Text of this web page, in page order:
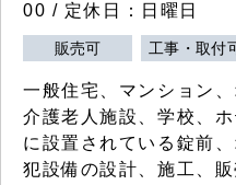
00 / 定休日：日曜日
販売可 工事・取付
一般住宅、マンション
介護老人施設、学校、
に設置されている錠前
犯設備の設計、施工、